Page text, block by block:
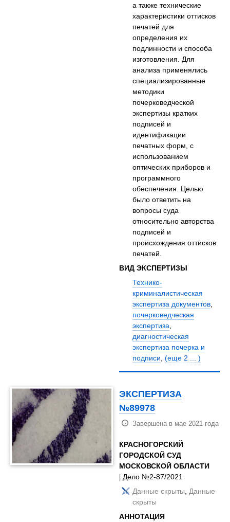
а также технические
характеристики оттисков
печатей для
определения их
подлинности и способа
изготовления. Для
анализа применялись
специализированные
методики
почерковедческой
экспертизы кратких
подписей и
идентификации
печатных форм, с
использованием
оптических приборов и
программного
обеспечения. Целью
было ответить на
вопросы суда
относительно авторства
подписей и
происхождения оттисков
печатей.
ВИД ЭКСПЕРТИЗЫ
Технико-
криминалистическая
экспертиза документов,
почерковедческая
экспертиза,
диагностическая
экспертиза почерка и
подписи,(еще 2 ... )
ЭКСПЕРТИЗА
№89978
Завершена в мае 2021 года
КРАСНОГОРСКИЙ
ГОРОДСКОЙ СУД
МОСКОВСКОЙ ОБЛАСТИ
| Дело №2-87/2021
Данные скрыты,Данные
скрыты
АННОТАЦИЯ